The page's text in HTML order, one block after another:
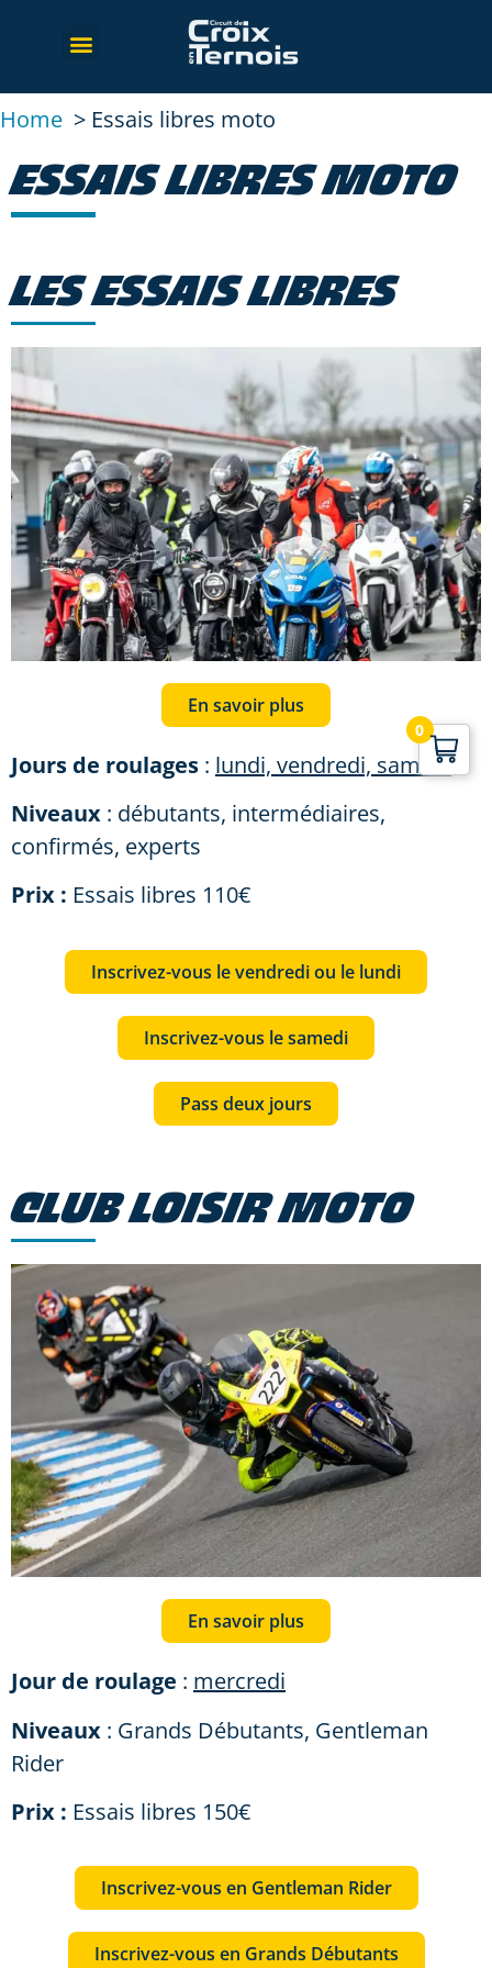
Home Essais libres moto
ESSAIS LIBRES MOTO
LES ESSAIS LIBRES
En savoir plus
Jours de roulages : lundi, vendredi, samedi
Niveaux : débutants, intermédiaires,
confirmés, experts
Prix : Essais libres 110€
Inscrivez-vous le vendredi ou le lundi
Inscrivez-vous le samedi
Pass deux jours
CLUB LOISIR MOTO
En savoir plus
Jour de roulage : mercredi
Niveaux : Grands Débutants, Gentleman
Rider
Prix : Essais libres 150€
Inscrivez-vous en Gentleman Rider
Inscrivez-vous en Grands Débutants
0